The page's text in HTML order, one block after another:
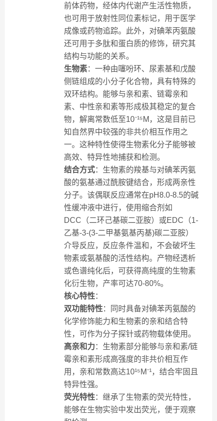
前体药物，经体内代谢产生活性物质，
也可用于放射性同位素标记，用于医学
成像或药物追踪。此外，对碘苯丙氨酸
还可用于多肽和蛋白质的修饰，研究其
结构与功能的关系。
生物素：一种由噻吩环、尿素基和戊酸
侧链组成的小分子化合物，具有特殊的
双环结构。能够与亲和素、链霉亲和
素、中性亲和素等形成极其稳定的复合
物，解离常数低至10⁻¹⁵M，这是目前已
知自然界中较强的非共价相互作用之
一。这种特性使得生物素化分子能够被
高效、特异性地捕获和检测。
结合方式：生物素的羧基与对碘苯丙氨
酸的氨基通过酰胺键结合，形成两亲性
分子。该偶联反应通常在pH8.0-8.5的碱
性缓冲液中进行，使用缩合剂如
DCC（二环己基碳二亚胺）或EDC（1-
乙基-3-(3-二甲基氨基丙基)碳二亚胺）
介导反应，反应条件温和，不会破坏生
物素或氨基酸的活性结构。产物经透析
或色谱纯化后，可获得高纯度的生物素
化衍生物，产率可达70-80%。
核心特性：
双功能特性：同时具备对碘苯丙氨酸的
化学修饰能力和生物素的亲和结合特
性，可作为分子探针或药物载体使用。
高亲和力 ：生物素部分能够与亲和素/链
霉亲和素形成高强度的非共价相互作
用，亲和常数高达10¹⁵M⁻¹，结合牢固且
特异性强。
荧光特性：继承了生物素的荧光特性，
能够在生物实验中发出荧光，便于观察